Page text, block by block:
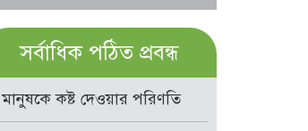
সর্বাধিক পঠিত প্রবন্ধ
মানুষকে কষ্ট দেওয়ার পরিণতি